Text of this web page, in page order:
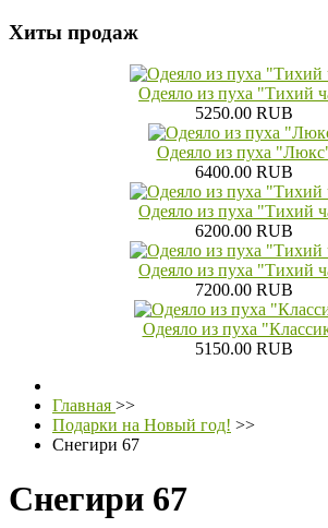
Хиты продаж
Одеяло из пуха "Тихий
5250.00 RUB
Одеяло из пуха
6400.00 RUB
Одеяло из пуха "Тихий
6200.00 RUB
Одеяло из пуха "Тихий
7200.00 RUB
Одеяло из пуха
5150.00 RUB
Главная >>
Подарки на Новый год! >>
Снегири 67
Снегири 67